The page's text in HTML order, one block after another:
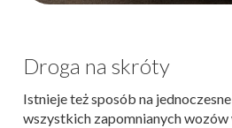
Droga na skróty
Istnieje też sposób na
wszystkich zapomnianych wozów